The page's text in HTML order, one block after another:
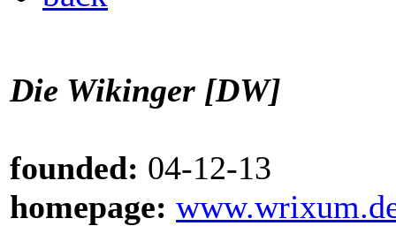
Die Wikinger [DW]
founded: 04-12-13
homepage: